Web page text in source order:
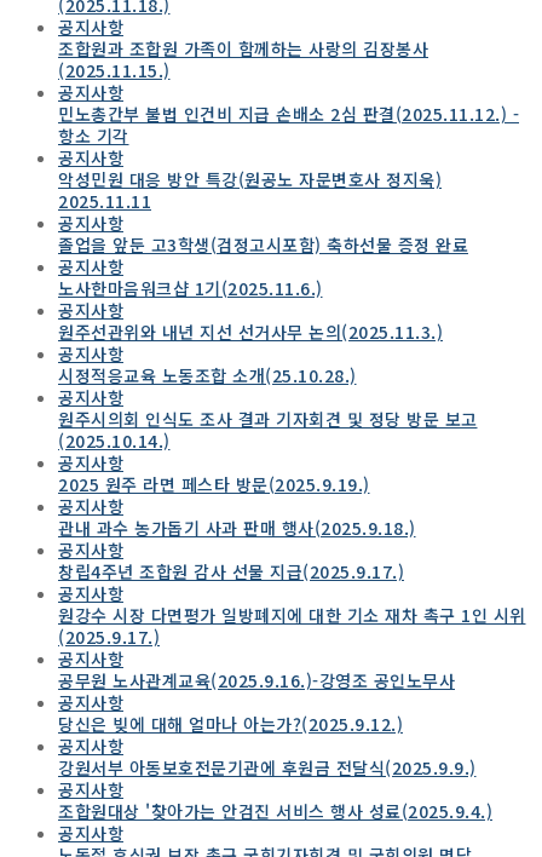
공지사항
조합원과 조합원 가족이 함께하는 사랑의 김장봉사
(2025.11.15.)
공지사항
민노총간부 불법 인건비 지급 손배소 2심 판결(2025.11.12.) -
항소 기각
공지사항
악성민원 대응 방안 특강(원공노 자문변호사 정지욱)
2025.11.11
공지사항
졸업을 앞둔 고3학생(검정고시포함) 축하선물 증정 완료
공지사항
노사한마음워크샵 1기(2025.11.6.)
공지사항
원주선관위와 내년 지선 선거사무 논의(2025.11.3.)
공지사항
시정적응교육 노동조합 소개(25.10.28.)
공지사항
원주시의회 인식도 조사 결과 기자회견 및 정당 방문 보고
(2025.10.14.)
공지사항
2025 원주 라면 페스타 방문(2025.9.19.)
공지사항
관내 과수 농가돕기 사과 판매 행사(2025.9.18.)
공지사항
창립4주년 조합원 감사 선물 지급(2025.9.17.)
공지사항
원강수 시장 다면평가 일방폐지에 대한 기소 재차 촉구 1인 시위
(2025.9.17.)
공지사항
공무원 노사관계교육(2025.9.16.)-강영조 공인노무사
공지사항
당신은 빚에 대해 얼마나 아는가?(2025.9.12.)
공지사항
강원서부 아동보호전문기관에 후원금 전달식(2025.9.9.)
공지사항
조합원대상 '찾아가는 안검진 서비스 행사 성료(2025.9.4.)
공지사항